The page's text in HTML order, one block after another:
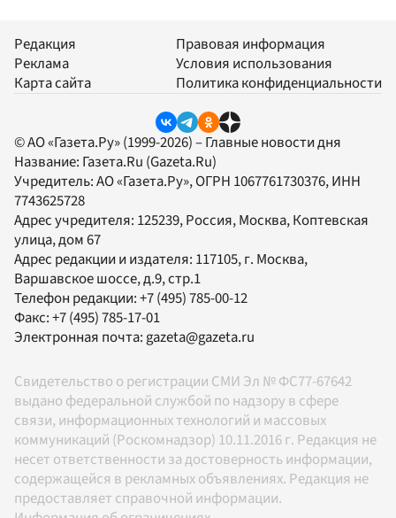
Редакция
Реклама
Карта сайта
Правовая информация
Условия использования
Политика конфиденциальности
© АО «Газета.Ру» (1999-2026) – Главные новости дня
Название: Газета.Ru (Gazeta.Ru)
Учредитель:АО «Газета.Ру», ОГРН 1067761730376, ИНН
7743625728
Адрес учредителя: 125239, Россия, Москва, Коптевская
улица, дом 67
Адрес редакции и издателя: 117105, г. Москва,
Варшавское шоссе, д.9, стр.1
Телефон редакции:+7 (495) 785-00-12
Факс:+7 (495) 785-17-01
Электронная почта: gazeta@gazeta.ru
Свидетельство о регистрации СМИ Эл № ФС77-67642
выдано федеральной службой по надзору в сфере
связи, информационных технологий и массовых
коммуникаций (Роскомнадзор) 10.11.2016 г. Редакция не
несет ответственности за достоверность информации,
содержащейся в рекламных объявлениях. Редакция не
предоставляет справочной информации.